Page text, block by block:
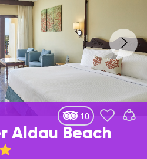
10
Aldau Beach